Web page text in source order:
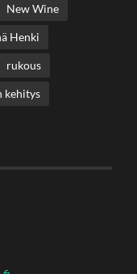
New Wine
Henki
rukous
kehitys